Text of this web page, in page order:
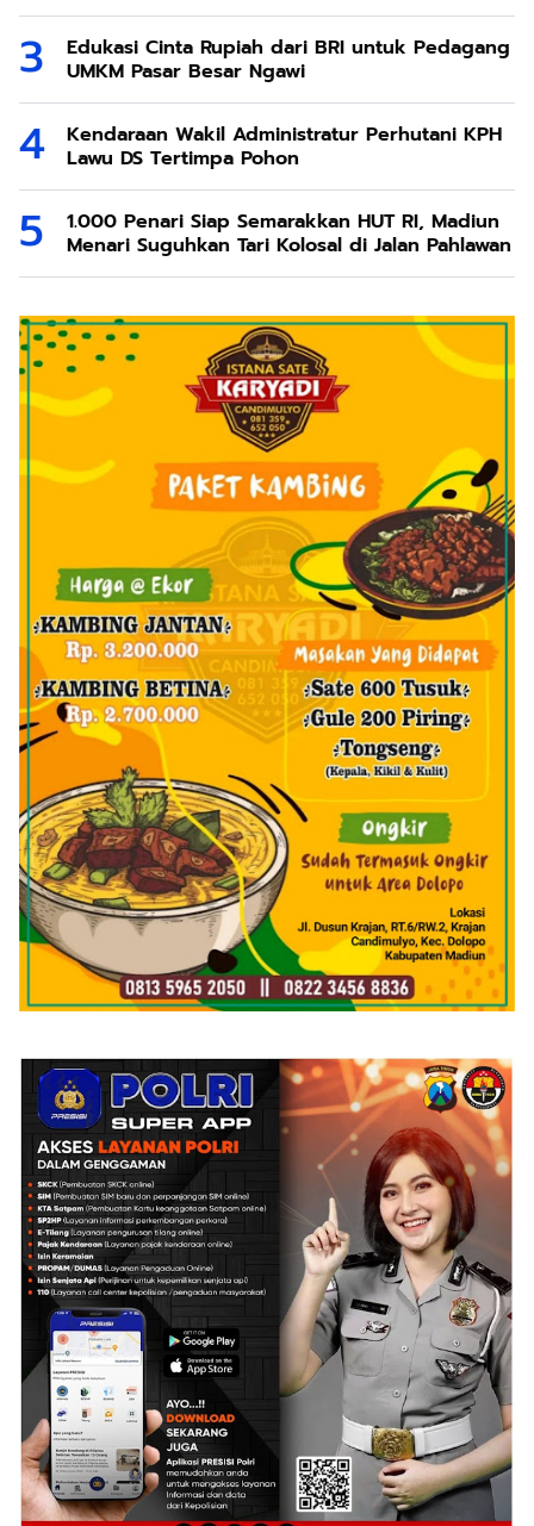
Edukasi Cinta Rupiah dari BRI untuk Pedagang
UMKM Pasar Besar Ngawi
Kendaraan Wakil Administratur Perhutani KPH
Lawu DS Tertimpa Pohon
1.000 Penari Siap Semarakkan HUT RI, Madiun
Menari Suguhkan Tari Kolosal di Jalan Pahlawan